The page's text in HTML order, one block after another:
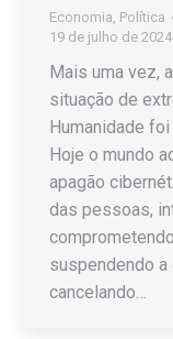
Economia Política
19 de julho de 2024
Mais uma vez,
situação de
Humanidade
Hoje o mundo
apagão
das pessoas,
suspendendo
cancelando…